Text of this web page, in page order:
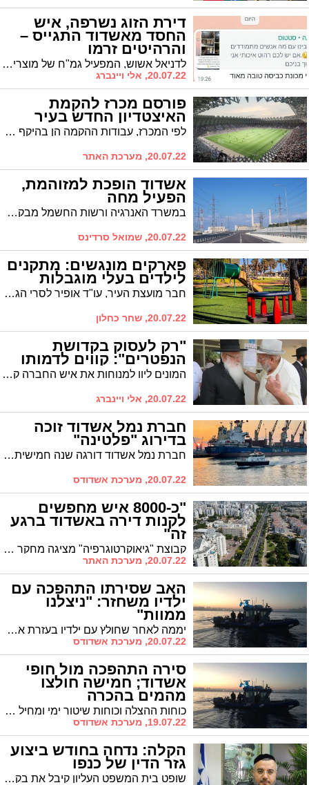
דירת הזוג נשרפה, איש
החסד מאשדוד התגייס –
והרהיטים זרמו
לדניאל אשוש, המפעיל גמ"ח של מוצרים 'יד שניה' באשדוד, נודע על זוג צעיר שדירתו עלתה בלהבות. הוא פירסם קריאה, ועם ישראל התגייס לעזרה. "יש לנו עם נפלא"
20.07.22, אלי ויינברג
פורסם מכרז להקמת
האיצטדיון החדש בעיר
לפי המכרז, עבודות ההקמה הן בהיקף משוער של 311 מיליון ש"ח ובסופן יוקם בעיר אצטדיון עם 20 אלף מושבים. ההערכה שההשקה תתקיים כבר בנובמבר 2025 - לאחר 36 חודשי הקמה. ראש העיר: "אני מתרגש לראות את ההתפתחות המהירה של קריית הספורט"
20.07.22, מערכת האתר
אשדוד הופכת למזוהמת,
הפעיל מחה
במשרד האנרגיה ורשות החשמל מבקשים לאפשר הפעלה של ארבע יחידות מזהמות בתחנת הכוח אשכול שבאשדוד ולהוזיל את מחירי החשמל, אלא שהדבר עלול לפגוע קשות באיכות האוויר בעיר. הפעיל החברתי אלכס פנוב פנה במכתב לראש העיר בבקשה לסכל את המהלך: "מנע פגיעה מיותרת נוספת באיכות האוויר ובבריאותם של התושבים"
20.07.22, שמואל סרדינס
פארקים מונגשים: מתקנים
לילדים בעלי מוגבלות
חבר מועצת העיר, עו"ד אופיר לסרי הגיש הצעה לסדר בנושא הנגשת הגנים הציבוריים גם לילדים עם מוגבלות, הניבה פרי. מתי זה יקרה גם באיזורים החרדיים?
20.07.22, שחר כחלון
"רק לעסוק בקדושת
הנפטרים": קווים לדמותו
המונים ליוו למנוחות את איש החברה קדישא הרב שאול זריהן ז"ל * קווים לדמותו של איש החסד
20.07.22, אלי ויינברג
חברת נמל אשדוד זוכה
בדירוג "פלטינה"
חברת נמל אשדוד דורגה שנה חמישית ברציפות בקטגוריית "פלטינה" בדירוג "מעלה" היוקרתי לאחריות תאגידית, בו מופיעה כבר עשור
20.07.22, מערכת אשדודס
"כ-8000 איש מחפשים
לקנות דירה באשדוד ברגע
זה"
קבוצת "גיאוקרטוגרפיה" מציגה מחקר חדש שמקפיץ לעין מסקנה ברורה. למרות ששוק הדיור בישראל נמצא במגמת דשדוש ויש ירידת התעניינות לרכישת דירה בת"א, דווקא אשדוד ואשקלון הסמוכה אליה בולטות לטובה מבעד לעננים האפורים
20.07.22, מערכת האתר
האב שסירתו התהפכה עם
ילדיו משחזר: "ניצלנו
ממוות"
יממה לאחר שחולץ עם ילדיו בעזרת ארבעת לוחמי חיל הים מבסיס אשדוד, האב ליאור משחזר: "לקחתי מזרון שהיה בסירה ונתתי לילד הקטן. הגדולים שחו ובמשך חצי שעה היינו במים. אם לא המזרון זה לא היה נגמר כך. היה לנו נס"
20.07.22, מערכת אשדודס
סירה התהפכה מול חופי
אשדוד; חמישה חולצו
מהמים בהכרה
כוחות ההצלה וכוחות שיטור ימי ומחיל הים יצאו לסריקות מול חופי אשדוד בעקבות דיווח שהתקבל על התהפכות סירה ובה מספר בני אדם. אחרי סריקות, דווח על חמישה בני אדם שנמשו מהמים
19.07.22, מערכת אשדודס
הקלה: נדחה בחודש ביצוע
גזר הדין של כנפו
שופט בית המשפט העליון קיבל את בקשתו של הרב כנפו והורה על דחיית ביצוע גזר הדין. משפטנים: "הדבר מלמד על כך שניתן יהיה דלחות את ביצוע העונש לחלוטין"